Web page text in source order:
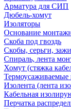
Арматура для СИП
Дюбель-хомут
Изоляторы
Основание
Скоба под гвоздь
Скобы, серьги,
Спираль, лента
Хомут (стяжка
Изолента (лента
Кабельная
Перчатка